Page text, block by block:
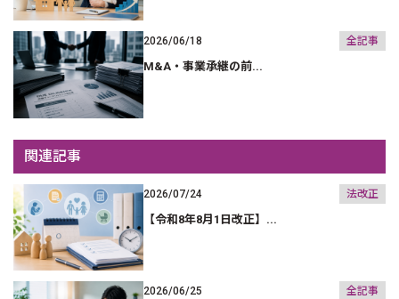
2026/06/18 全記事
M&A・事業承継の前...
関連記事
2026/07/24 法改正
【令和8年8月1日改正】...
2026/06/25 全記事